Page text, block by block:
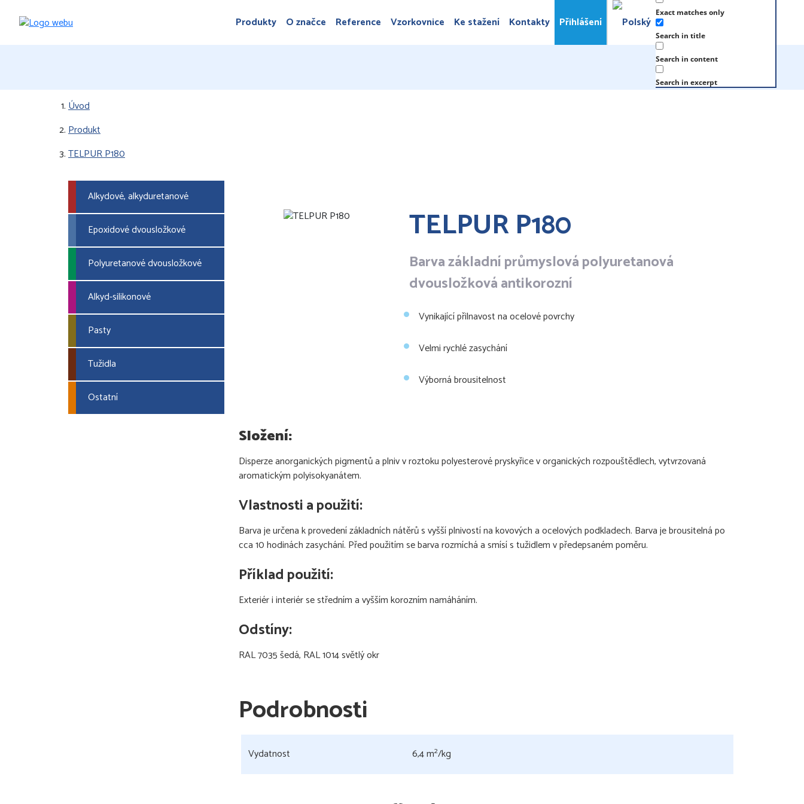
Produkty O značce Reference Vzorkovnice Ke stažení Kontakty Přihlášení
Exact matches only
Search in title
Search in content
Search in excerpt
Úvod
Produkt
TELPUR P180
Alkydové, alkyduretanové
Epoxidové dvousložkové
Polyuretanové dvousložkové
Alkyd-silikonové
Pasty
Tužidla
Ostatní
TELPUR P180
Barva základní průmyslová polyuretanová
dvousložková antikorozní
Vynikající přilnavost na ocelové povrchy
Velmi rychlé zasychání
Výborná brousitelnost
Složení:
Disperze anorganických pigmentů a plniv v roztoku polyesterové pryskyřice v organických rozpouštědlech, vytvrzovaná
aromatickým polyisokyanátem.
Vlastnosti a použití:
Barva je určena k provedení základních nátěrů s vyšší plnivostí na kovových a ocelových podkladech. Barva je brousitelná po
cca 10 hodinách zasychání. Před použitím se barva rozmíchá a smísí s tužidlem v předepsaném poměru.
Příklad použití:
Exteriér i interiér se středním a vyšším korozním namáháním.
Odstíny:
RAL 7035 šedá, RAL 1014 světlý okr
Podrobnosti
Vydatnost 6,4 m2/kg